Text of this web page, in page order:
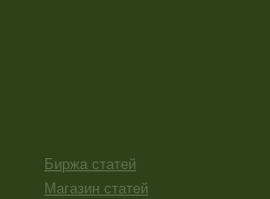
Биржа статей
Магазин статей